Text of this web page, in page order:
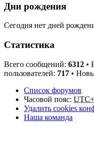
Дни рождения
Сегодня нет дней
Статистика
Всего сообщений: 6312 •
пользователей: 717 •
Список форумов
Часовой пояс:
Удалить cookies
Наша команда